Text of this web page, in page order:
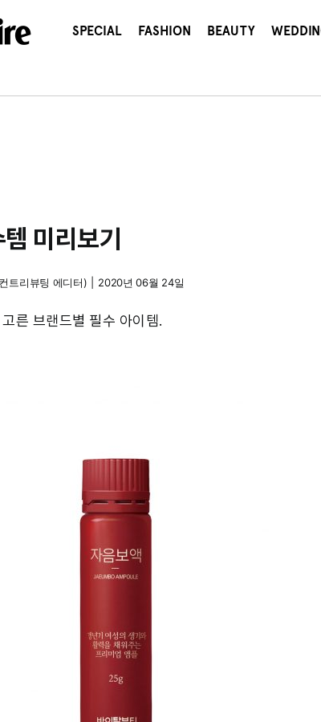
SPECIAL FASHION BEAUTY
미리보기
트리뷰팅 에디터) 2020년 06월 24일
른 브랜드별 필수 아이템.